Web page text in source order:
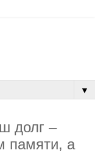
▼
долг –
памяти, а